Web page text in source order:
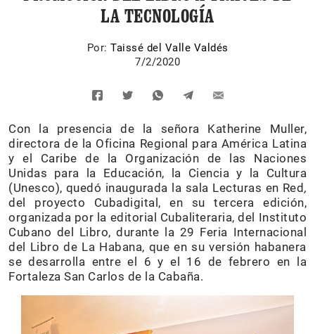
LA TECNOLOGÍA
Por: Taissé del Valle Valdés
7/2/2020
Con la presencia de la señora Katherine Muller,
directora de la Oficina Regional para América Latina
y el Caribe de la Organización de las Naciones
Unidas para la Educación, la Ciencia y la Cultura
(Unesco), quedó inaugurada la sala Lecturas en Red,
del proyecto Cubadigital, en su tercera edición,
organizada por la editorial Cubaliteraria, del Instituto
Cubano del Libro, durante la 29 Feria Internacional
del Libro de La Habana, que en su versión habanera
se desarrolla entre el 6 y el 16 de febrero en la
Fortaleza San Carlos de la Cabaña.